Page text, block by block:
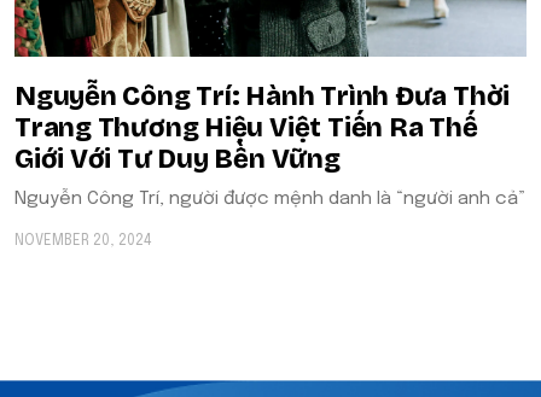
Nguyễn Công Trí: Hành Trình Đưa Thời
Trang Thương Hiệu Việt Tiến Ra Thế
Giới Với Tư Duy Bền Vững
Nguyễn Công Trí, người được mệnh danh là “người anh cả”
NOVEMBER 20, 2024